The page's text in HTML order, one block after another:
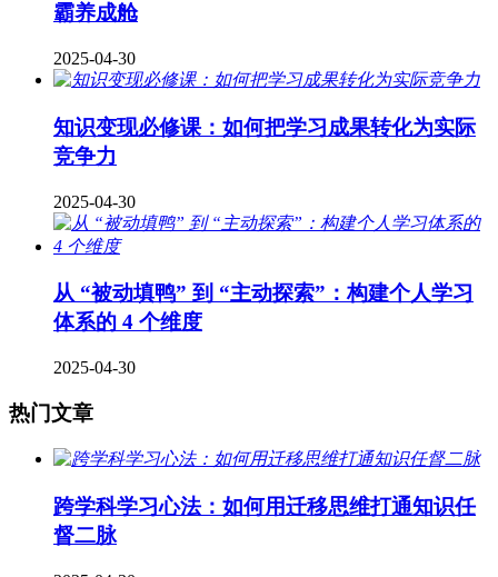
霸养成舱
2025-04-30
知识变现必修课：如何把学习成果转化为实际
竞争力
2025-04-30
从 “被动填鸭” 到 “主动探索”：构建个人学习
体系的 4 个维度
2025-04-30
热门文章
跨学科学习心法：如何用迁移思维打通知识任
督二脉